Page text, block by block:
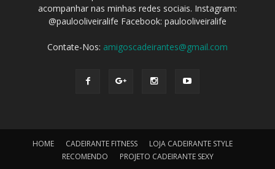
acompanhar nas minhas redes sociais. Instagram:
@paulooliveiralife Facebook: paulooliveiralife
Contate-Nos: amigoscadeirantes@gmail.com
HOME CADEIRANTE FITNESS
LOJA CADEIRANTE STYLE
RECOMENDO
PROJETO CADEIRANTE SEXY